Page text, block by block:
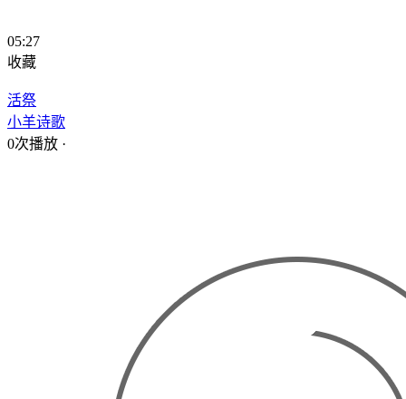
05:27
收藏
活祭
小羊诗歌
0次播放 ·